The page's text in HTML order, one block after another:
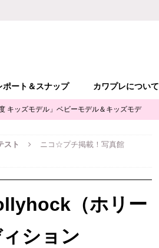
ポート＆スナップ カワプレについて
キッズモデル」ベビーモデル＆キッズモデ
サポータージュニアモデル募集 キッズモ
ー参加キッズモデル募集｜関東東京
スト
ニコ☆プチ掲載！写真館
（ホリー
ション